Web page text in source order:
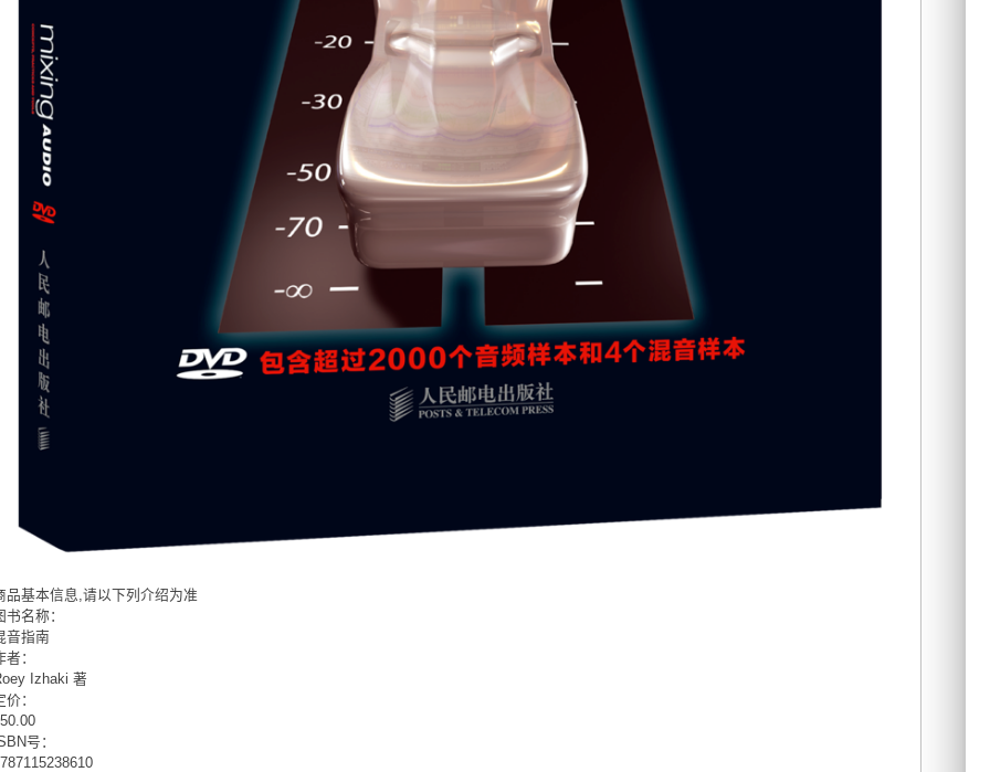
品基本信息,请以下列介绍为准
书名称：
音指南
者：
Izhaki 著
价：
号：